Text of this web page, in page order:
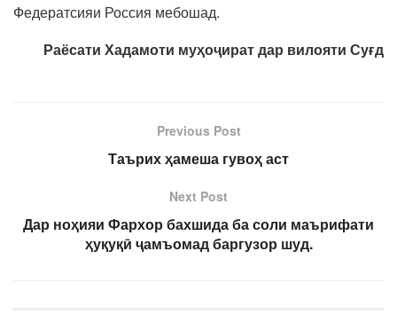
Федератсияи Россия мебошад.
Раёсати Хадамоти муҳоҷират дар вилояти Суғд
Previous Post
Таърих ҳамеша гувоҳ аст
Next Post
Дар ноҳияи Фархор бахшида ба соли маърифати
ҳуқуқӣ ҷамъомад баргузор шуд.